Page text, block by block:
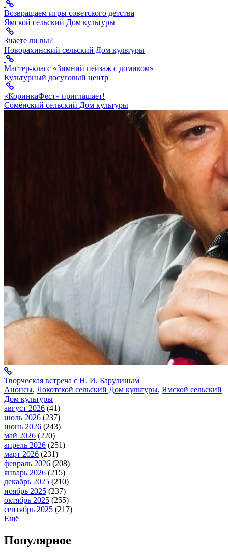
Возвращаем игры советского детства
Ямской сельский Дом культуры
Знаете ли вы?
Новорахинский сельский Дом культуры
Мастер-класс «Зимний пейзаж с домиком»
Культурный досуговый центр
«КоринкаФест» приглашает!
Сомёнский сельский Дом культуры
Творческая встреча с Н. И. Барулиным
Анонсы, Локотской сельский Дом культуры, Ямской сельский
Дом культуры
август 2026 (41)
июль 2026 (237)
июнь 2026 (243)
май 2026 (220)
апрель 2026 (251)
март 2026 (231)
февраль 2026 (208)
январь 2026 (215)
декабрь 2025 (210)
ноябрь 2025 (237)
октябрь 2025 (255)
сентябрь 2025 (217)
Ещё
Популярное